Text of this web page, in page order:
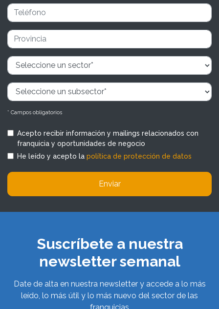
* Campos obligatorios
Acepto recibir información y mailings relacionados con
franquicia y oportunidades de negocio
He leído y acepto la política de protección de datos
Enviar
Suscríbete a nuestra
newsletter semanal
Date de alta en nuestra newsletter y accede a lo más
leído, lo más útil y lo más nuevo del sector de las